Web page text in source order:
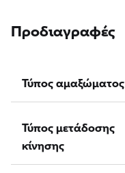
Προδιαγραφές
Τύπος αμαξώματος
Τύπος μετάδοσης
κίνησης